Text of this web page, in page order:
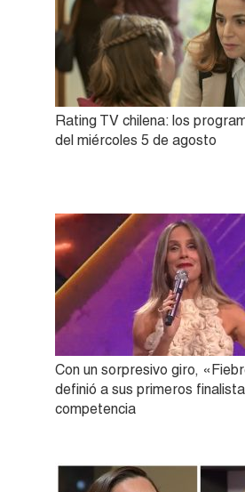
Rating TV chilena: los
del miércoles 5 de agosto
Con un sorpresivo giro,
definió a sus primeros
competencia